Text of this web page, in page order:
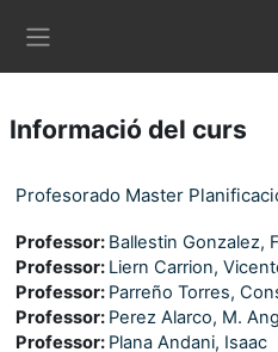
Informació del curs
Profesorado Master
Professor: Ballestin Gonzalez,
Professor: Liern Carrion,
Professor: Parreño Torres,
Professor: Perez Alarco, M.
Professor: Plana Andani, Isaac